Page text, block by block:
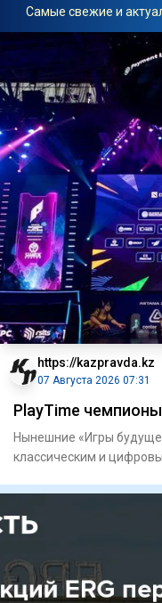
Самые свежие и
https://kazpravda.kz
07 Августа 2026 07:31
PlayTime
Нынешние «Игры
классическим и